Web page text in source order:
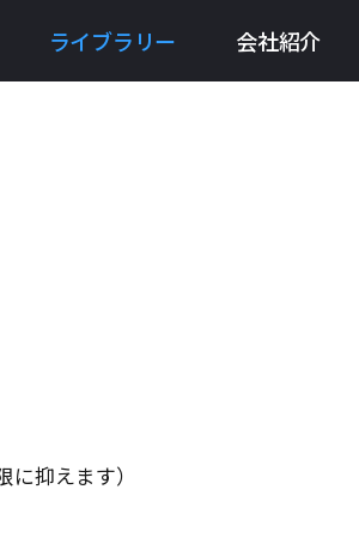
ライブラリー 会社紹介
抑えます）